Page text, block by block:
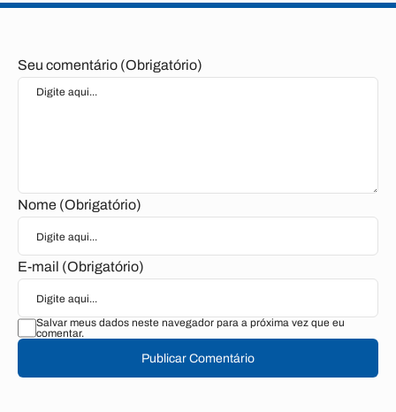
Seu comentário (Obrigatório)
Nome (Obrigatório)
E-mail (Obrigatório)
Salvar meus dados neste navegador para a próxima vez que eu
comentar.
Publicar Comentário